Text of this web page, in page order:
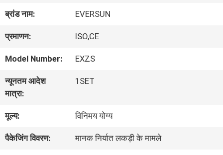
दिखाएँ
हमारे
बारे
में
कारखाना
भ्रमण
ब्रांड नाम: EVERSUN
प्रमाणन: ISO,CE
Model Number: EXZS
न्यूनतम आदेश
मात्रा:
1SET
मूल्य: विनिमय योग्य
पैकेजिंग विवरण: मानक निर्यात लकड़ी के मामले